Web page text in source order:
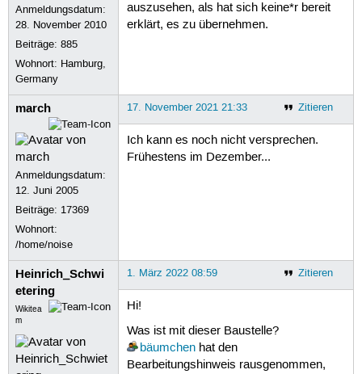
Anmeldungsdatum:
28. November 2010
Beiträge:885
Wohnort: Hamburg,
Germany
auszusehen, als hat sich keine*r bereit
erklärt, es zu übernehmen.
march
Anmeldungsdatum:
12. Juni 2005
Beiträge: 17369
Wohnort:
/home/noise
Zitieren
17. November 2021 21:33
Ich kann es noch nicht versprechen.
Frühestens im Dezember...
Heinrich_Schwi
etering
Wikitea
m
Zitieren
1. März 2022 08:59
Hi!
Was ist mit dieser Baustelle?
bäumchenhat den
Bearbeitungshinweis rausgenommen,